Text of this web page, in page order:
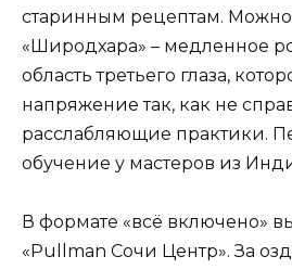
старинным рецептам.
«Широдхара» – медленное
область третьего глаза,
напряжение так, как не
расслабляющие практики.
обучение у мастеров из
В формате «всё включено»
«Pullman Сочи Центр». За